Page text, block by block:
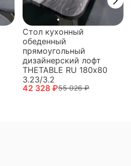
Стол кухонный
обеденный
прямоугольный
дизайнерский лофт
THETABLE RU 180х80
3.23/3.2
42 328 ₽55 026 ₽